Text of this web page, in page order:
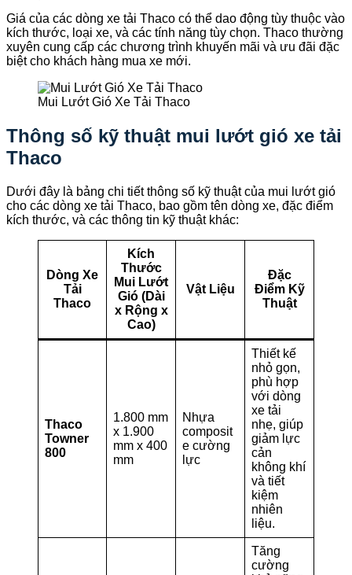
Giá của các dòng xe tải Thaco có thể dao động tùy thuộc vào
kích thước, loại xe, và các tính năng tùy chọn. Thaco thường
xuyên cung cấp các chương trình khuyến mãi và ưu đãi đặc
biệt cho khách hàng mua xe mới.
Mui Lướt Gió Xe Tải Thaco
Thông số kỹ thuật mui lướt gió xe tải
Thaco
Dưới đây là bảng chi tiết thông số kỹ thuật của mui lướt gió
cho các dòng xe tải Thaco, bao gồm tên dòng xe, đặc điểm
kích thước, và các thông tin kỹ thuật khác:
Dòng Xe
Tải
Thaco
Kích
Thước
Mui Lướt
Gió (Dài
x Rộng x
Cao)
Vật Liệu
Đặc
Điểm Kỹ
Thuật
Thaco
Towner
800
1.800 mm
x 1.900
mm x 400
mm
Nhựa
composit
e cường
lực
Thiết kế
nhỏ gọn,
phù hợp
với dòng
xe tải
nhẹ, giúp
giảm lực
cản
không khí
và tiết
kiệm
nhiên
liệu.
Tăng
cường